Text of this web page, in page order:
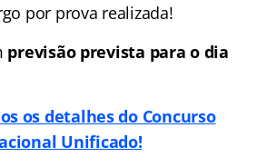
por prova realizada!
previsão prevista para o dia
os detalhes do Concurso
Unificado!